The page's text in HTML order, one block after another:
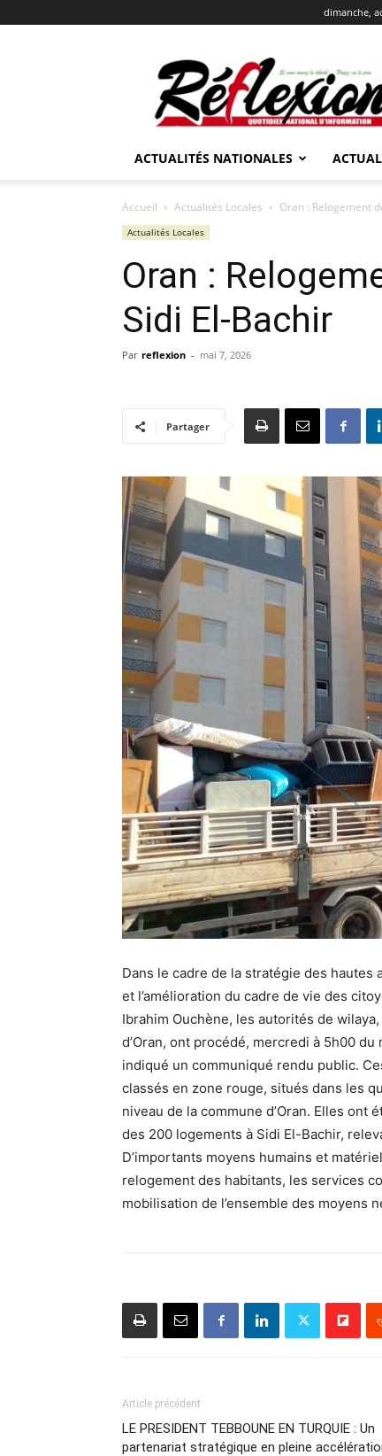
dimanche,
REFLEXION
ACTUALITÉS NATIONALES
Accueil Actualités Locales Oran : Relogement
Actualités Locales
Oran :
Sidi El-Bachir
Par reflexion - mai 7, 2026
Partager
Dans le cadre de la stratégie des hautes
et l’amélioration du cadre de vie des
Ibrahim Ouchène, les autorités de
d’Oran, ont procédé, mercredi à 5h00
indiqué un communiqué rendu public.
classés en zone rouge, situés dans les
niveau de la commune d’Oran. Elles ont
des 200 logements à Sidi El-Bachir,
D’importants moyens humains et
relogement des habitants, les services
mobilisation de l’ensemble des moyens
Article précédent
LE PRESIDENT TEBBOUNE EN TURQUIE : Un
partenariat stratégique en pleine